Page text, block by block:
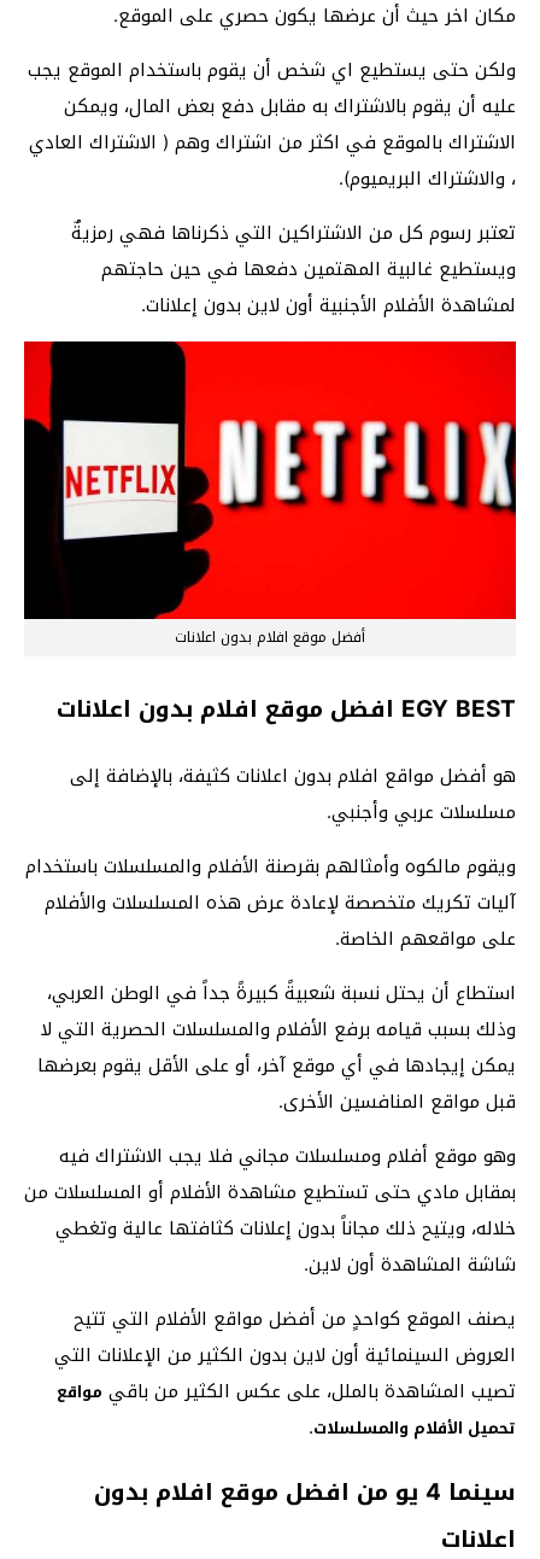
مكان اخر حيث أن عرضها يكون حصري على الموقع.
ولكن حتى يستطيع اي شخص أن يقوم باستخدام الموقع يجب
عليه أن يقوم بالاشتراك به مقابل دفع بعض المال، ويمكن
الاشتراك بالموقع في اكثر من اشتراك وهم ( الاشتراك العادي
، والاشتراك البريميوم).
تعتبر رسوم كل من الاشتراكين التي ذكرناها فهي رمزيةٌ
ويستطيع غالبية المهتمين دفعها في حين حاجتهم
لمشاهدة الأفلام الأجنبية أون لاين بدون إعلانات.
أفضل موقع افلام بدون اعلانات
EGY BEST افضل موقع افلام بدون اعلانات
هو أفضل مواقع افلام بدون اعلانات كثيفة، بالإضافة إلى
مسلسلات عربي وأجنبي.
ويقوم مالكوه وأمثالهم بقرصنة الأفلام والمسلسلات باستخدام
آليات تكريك متخصصة لإعادة عرض هذه المسلسلات والأفلام
على مواقعهم الخاصة.
استطاع أن يحتل نسبة شعبيةً كبيرةً جداً في الوطن العربي،
وذلك بسبب قيامه برفع الأفلام والمسلسلات الحصرية التي لا
يمكن إيجادها في أي موقع آخر، أو على الأقل يقوم بعرضها
قبل مواقع المنافسين الأخرى.
وهو موقع أفلام ومسلسلات مجاني فلا يجب الاشتراك فيه
بمقابل مادي حتى تستطيع مشاهدة الأفلام أو المسلسلات من
خلاله، ويتيح ذلك مجاناً بدون إعلانات كثافتها عالية وتغطي
شاشة المشاهدة أون لاين.
يصنف الموقع كواحدٍ من أفضل مواقع الأفلام التي تتيح
العروض السينمائية أون لاين بدون الكثير من الإعلانات التي
تصيب المشاهدة بالملل، على عكس الكثير من باقي مواقع
تحميل الأفلام والمسلسلات.
سينما 4 يو من افضل موقع افلام بدون
اعلانات